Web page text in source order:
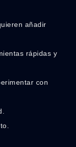
añadir
rápidas y
con